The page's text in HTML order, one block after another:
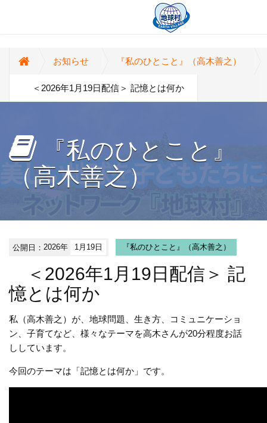
お知らせ 『私のひとこと』（高木善之）
＜2026年1月19日配信＞ 記憶とは何か
『私のひとこと』
（高木善之）
公開日：2026年 1月19日 『私のひとこと』（高木善之）
＜2026年1月19日配信＞ 記
憶とは何か
私（高木善之）が、地球問題、生き方、コミュニケーショ
ン、子育てなど、様々なテーマを高木さんが20分程度お話
ししています。
今回のテーマは「記憶とは何か」です。